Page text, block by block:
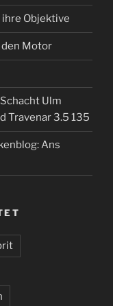
Objektive
den Motor
Ulm
Travenar 3.5 135
Ans